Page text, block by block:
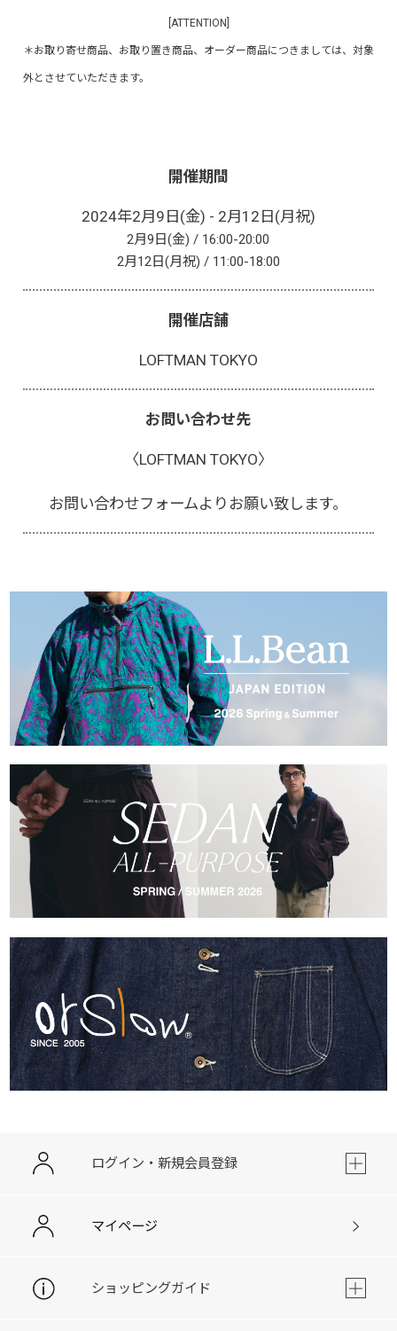
[ATTENTION]
＊お取り寄せ商品、お取り置き商品、オーダー商品につきましては、対象
外とさせていただきます。
開催期間
2024年2月9日(金) - 2月12日(月祝)
2月9日(金) / 16:00-20:00
2月12日(月祝) / 11:00-18:00
開催店舗
LOFTMAN TOKYO
お問い合わせ先
〈LOFTMAN TOKYO〉
お問い合わせフォームよりお願い致します。
ログイン・新規会員登録
マイページ
ショッピングガイド